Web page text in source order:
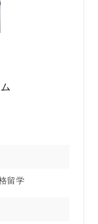
留学